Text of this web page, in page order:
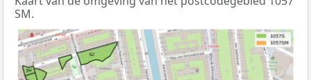
SM.